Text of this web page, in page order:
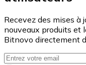
Recevez des mises à
nouveaux produits et
Bitnovo directement